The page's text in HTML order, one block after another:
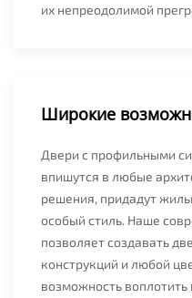
их непреодолимой
Широкие
Двери с профильными
впишутся в любые
решения, придадут
особый стиль. Наше
позволяет создавать
конструкций и любой
возможность